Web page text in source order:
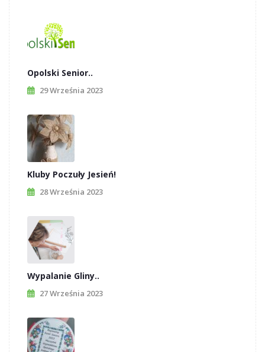
Opolski Senior..
29 Września 2023
Kluby Poczuły Jesień!
28 Września 2023
Wypalanie Gliny..
27 Września 2023